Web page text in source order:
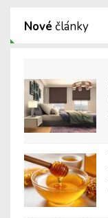
Nové články